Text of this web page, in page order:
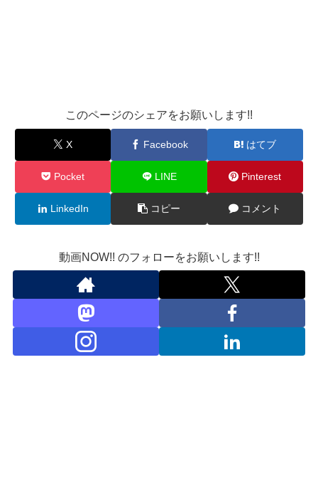
このページのシェアをお願いします!!
X Facebook はてブ
Pocket LINE Pinterest
LinkedIn コピー コメント
動画NOW!! のフォローをお願いします!!